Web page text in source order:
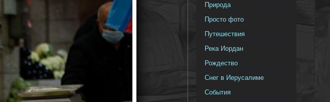
Природа
Просто фото
Путешествия
Река Иордан
Рождество
Снег в Иерусалиме
События